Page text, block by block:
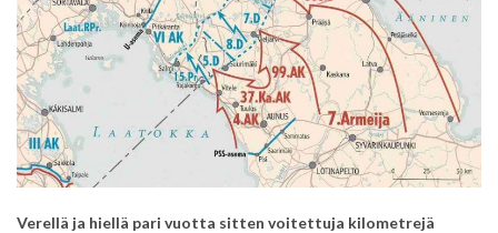
Verellä ja hiellä pari vuotta sitten voitettuja kilometrejä